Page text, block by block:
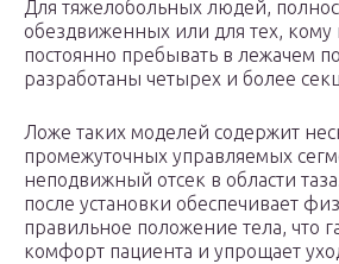
Для тяжелобольных людей,
обездвиженных или для тех, кому
постоянно пребывать в лежачем
разработаны четырех и более
Ложе таких моделей содержит
промежуточных управляемых
неподвижный отсек в области
после установки обеспечивает
правильное положение тела, что
комфорт пациента и упрощает